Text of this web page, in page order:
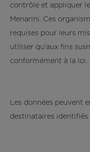
contrôle et appliquer
Menarini. Ces
requises pour leurs
utiliser qu'aux fins
conformément à la loi.
Les données peuvent
destinataires identifiés